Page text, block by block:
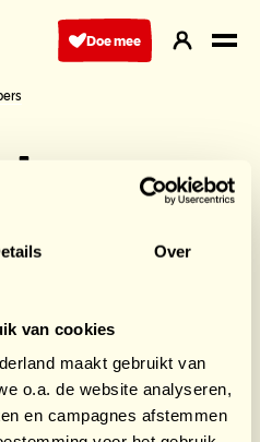
Over
van cookies
maakt gebruikt van
o.a. de website analyseren,
en campagnes afstemmen
Doe mee
en leveranciers
sponsor